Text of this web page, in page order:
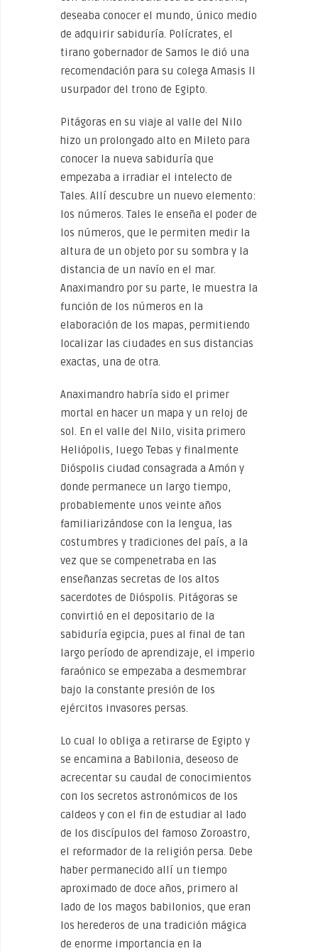
deseaba conocer el mundo, único medio
de adquirir sabiduría. Polícrates, el
tirano gobernador de Samos le dió una
recomendación para su colega Amasis II
usurpador del trono de Egipto.
Pitágoras en su viaje al valle del Nilo
hizo un prolongado alto en Mileto para
conocer la nueva sabiduría que
empezaba a irradiar el intelecto de
Tales. Allí descubre un nuevo elemento:
los números. Tales le enseña el poder de
los números, que le permiten medir la
altura de un objeto por su sombra y la
distancia de un navío en el mar.
Anaximandro por su parte, le muestra la
función de los números en la
elaboración de los mapas, permitiendo
localizar las ciudades en sus distancias
exactas, una de otra.
Anaximandro habría sido el primer
mortal en hacer un mapa y un reloj de
sol. En el valle del Nilo, visita primero
Heliópolis, luego Tebas y finalmente
Dióspolis ciudad consagrada a Amón y
donde permanece un largo tiempo,
probablemente unos veinte años
familiarizándose con la lengua, las
costumbres y tradiciones del país, a la
vez que se compenetraba en las
enseñanzas secretas de los altos
sacerdotes de Dióspolis. Pitágoras se
convirtió en el depositario de la
sabiduría egipcia, pues al final de tan
largo período de aprendizaje, el imperio
faraónico se empezaba a desmembrar
bajo la constante presión de los
ejércitos invasores persas.
Lo cual lo obliga a retirarse de Egipto y
se encamina a Babilonia, deseoso de
acrecentar su caudal de conocimientos
con los secretos astronómicos de los
caldeos y con el fin de estudiar al lado
de los discípulos del famoso Zoroastro,
el reformador de la religión persa. Debe
haber permanecido allí un tiempo
aproximado de doce años, primero al
lado de los magos babilonios, que eran
los herederos de una tradición mágica
de enorme importancia en la